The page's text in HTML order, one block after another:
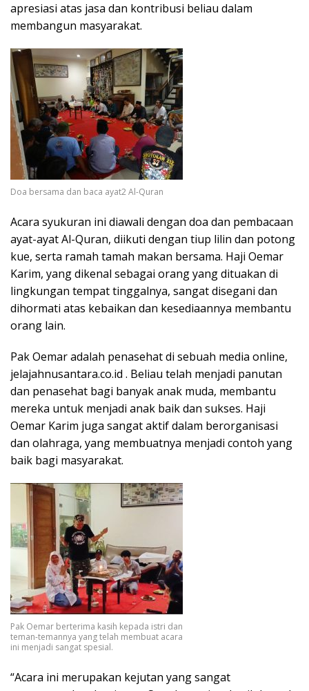
apresiasi atas jasa dan kontribusi beliau dalam
membangun masyarakat.
Doa bersama dan baca ayat2 Al-Quran
Acara syukuran ini diawali dengan doa dan pembacaan
ayat-ayat Al-Quran, diikuti dengan tiup lilin dan potong
kue, serta ramah tamah makan bersama. Haji Oemar
Karim, yang dikenal sebagai orang yang dituakan di
lingkungan tempat tinggalnya, sangat disegani dan
dihormati atas kebaikan dan kesediaannya membantu
orang lain.
Pak Oemar adalah penasehat di sebuah media online,
jelajahnusantara.co.id . Beliau telah menjadi panutan
dan penasehat bagi banyak anak muda, membantu
mereka untuk menjadi anak baik dan sukses. Haji
Oemar Karim juga sangat aktif dalam berorganisasi
dan olahraga, yang membuatnya menjadi contoh yang
baik bagi masyarakat.
Pak Oemar berterima kasih kepada istri dan
teman-temannya yang telah membuat acara
ini menjadi sangat spesial.
“Acara ini merupakan kejutan yang sangat